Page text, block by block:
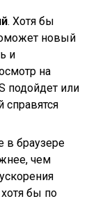
. Хотя бы
новый
и
на
подойдет или
справятся
в браузере
чем
бы по